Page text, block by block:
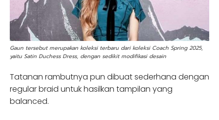
Gaun tersebut merupakan koleksi terbaru dari koleksi Coach Spring 2025,
yaitu Satin Duchess Dress, dengan sedikit modifikasi desain
Tatanan rambutnya pun dibuat sederhana dengan
regular braid untuk hasilkan tampilan yang
balanced.